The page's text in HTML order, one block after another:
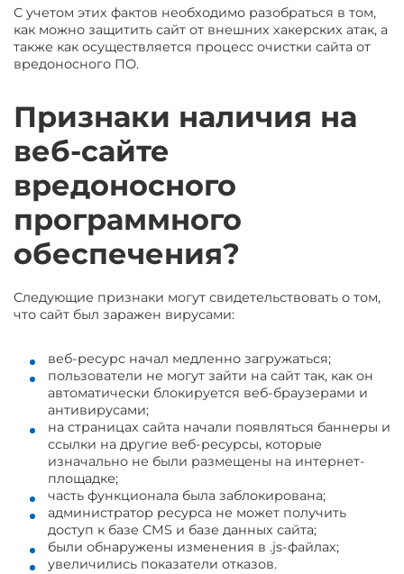
С учетом этих фактов необходимо разобраться в том,
как можно защитить сайт от внешних хакерских атак, а
также как осуществляется процесс очистки сайта от
вредоносного ПО.
Признаки наличия на
веб-сайте
вредоносного
программного
обеспечения?
Следующие признаки могут свидетельствовать о том,
что сайт был заражен вирусами:
веб-ресурс начал медленно загружаться;
пользователи не могут зайти на сайт так, как он
автоматически блокируется веб-браузерами и
антивирусами;
на страницах сайта начали появляться баннеры и
ссылки на другие веб-ресурсы, которые
изначально не были размещены на интернет-
площадке;
часть функционала была заблокирована;
администратор ресурса не может получить
доступ к базе CMS и базе данных сайта;
были обнаружены изменения в .js-файлах;
увеличились показатели отказов.